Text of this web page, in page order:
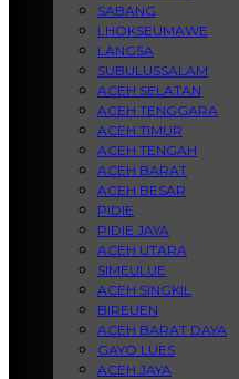
SABANG
LHOKSEUMAWE
LANGSA
SUBULUSSALAM
ACEH SELATAN
ACEH TENGGARA
ACEH TIMUR
ACEH TENGAH
ACEH BARAT
ACEH BESAR
PIDIE
PIDIE JAYA
ACEH UTARA
SIMEULUE
ACEH SINGKIL
BIREUEN
ACEH BARAT DAYA
GAYO LUES
ACEH JAYA